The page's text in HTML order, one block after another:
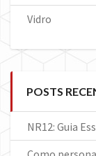
Vidro
POSTS
NR12: Guia